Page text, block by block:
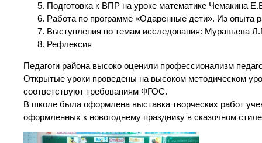
Подготовка к ВПР на уроке математике Чемакина
Работа по программе «Одаренные дети». Из опыта
Выступления по темам исследования: Муравьева
Рефлексия
Педагоги района высоко оценили профессионализм
Открытые уроки проведены на высоком методическом
соответствуют требованиям ФГОС.
В школе была оформлена выставка творческих работ
оформленных к новогоднему празднику в сказочном